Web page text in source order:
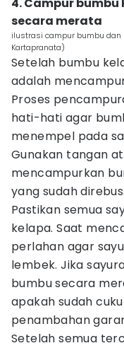
secara merata
ilustrasi campur bumbu dan
Kartapranata)
Setelah bumbu
adalah
Proses
hati-hati agar
menempel pada
Gunakan tangan
mencampurkan
yang sudah direbus.
Pastikan semua
kelapa. Saat
perlahan agar
lembek. Jika
bumbu secara
apakah sudah
penambahan
Setelah semua